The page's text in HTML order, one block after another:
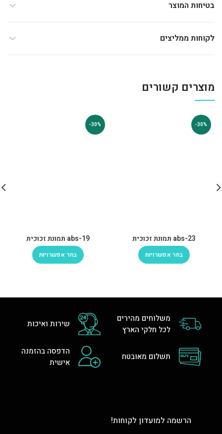
בטיחות המוצר
לקוחות ממליצים
מוצרים קשורים
-30%
abs-23 תמונת זכוכית
בחר אפשרויות
-30%
abs-19 תמונת זכוכית
בחר אפשרויות
משלוחים מהירים
לכל חלקי הארץ
שירות ואיכות
תשלום מאובטח
הדפסה בהזמנה
אישית
הרשמה למועדון לקוחות!